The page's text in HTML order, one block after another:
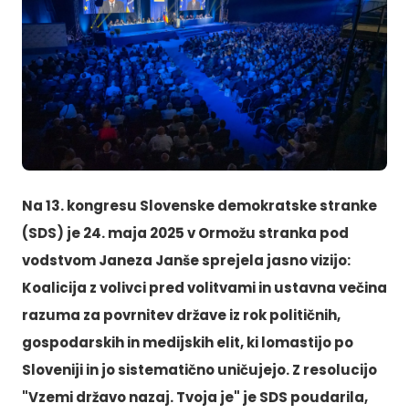
Na 13. kongresu Slovenske demokratske stranke
(SDS) je 24. maja 2025 v Ormožu stranka pod
vodstvom Janeza Janše sprejela jasno vizijo:
Koalicija z volivci pred volitvami in ustavna večina
razuma za povrnitev države iz rok političnih,
gospodarskih in medijskih elit, ki lomastijo po
Sloveniji in jo sistematično uničujejo. Z resolucijo
"Vzemi državo nazaj. Tvoja je" je SDS poudarila,